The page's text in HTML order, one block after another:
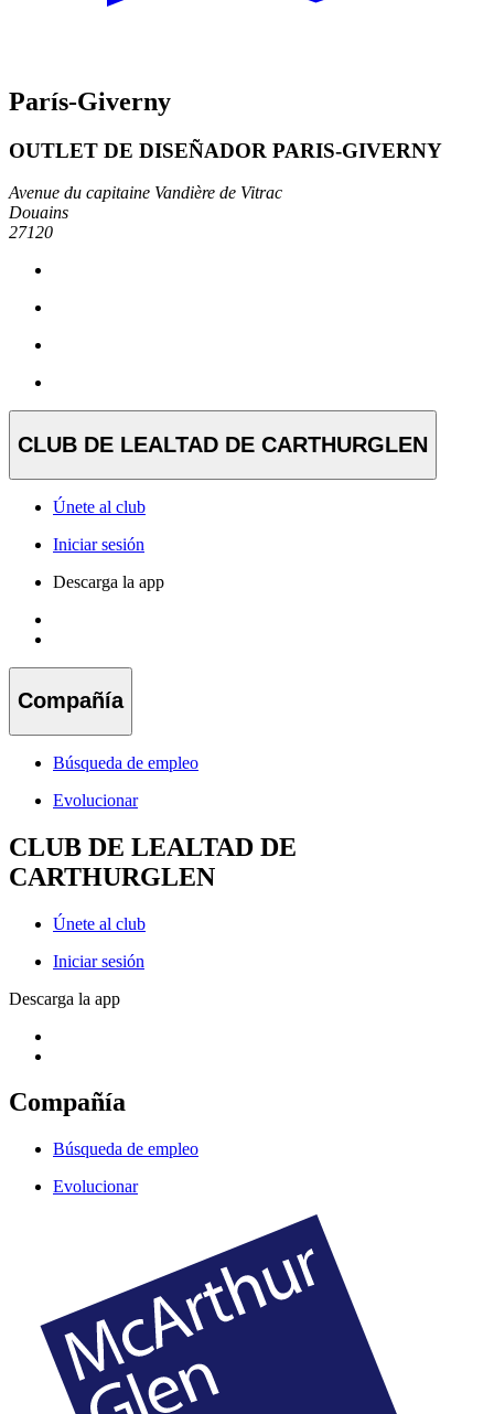
París-Giverny
OUTLET DE DISEÑADOR PARIS-GIVERNY
Avenue du capitaine Vandière de Vitrac
Douains
27120
CLUB DE LEALTAD DE CARTHURGLEN
Únete al club
Iniciar sesión
Descarga la app
Compañía
Búsqueda de empleo
Evolucionar
CLUB DE LEALTAD DE
CARTHURGLEN
Únete al club
Iniciar sesión
Descarga la app
Compañía
Búsqueda de empleo
Evolucionar